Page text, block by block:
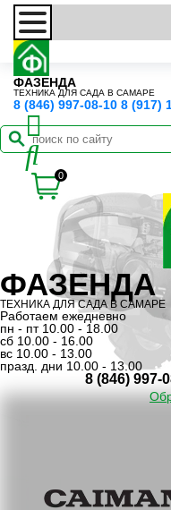
ФАЗЕНДА
ТЕХНИКА ДЛЯ САДА В САМАРЕ
8 (846) 997-08-10 8 (917)
0
ФАЗЕНДА
ТЕХНИКА ДЛЯ САДА В САМАРЕ
Работаем ежедневно
пн - пт 10.00 - 18.00
сб 10.00 - 16.00
вс 10.00 - 13.00
празд. дни 10.00 - 13.00
8 (846) 997-